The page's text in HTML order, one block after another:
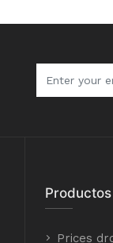
Productos
Prices